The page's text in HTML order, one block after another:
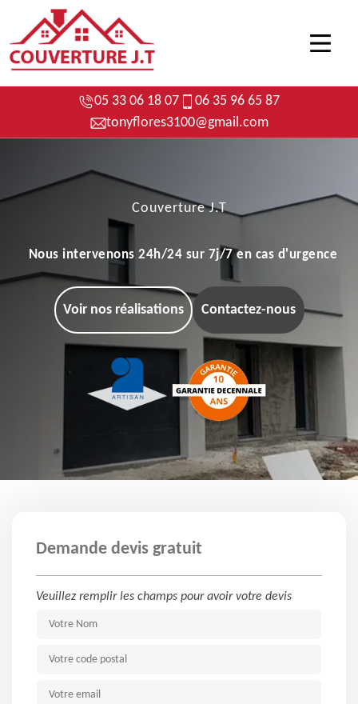
05 33 06 18 07
06 35 96 65 87
tonyflores3100@gmail.com
Couverture J.T
Nous intervenons 24h/24 sur 7j/7 en cas d'urgence
Voir nos réalisations Contactez-nous
Demande devis gratuit
Veuillez remplir les champs pour avoir votre devis